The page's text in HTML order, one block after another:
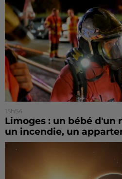
15h54
Limoges : un bébé d'un
un incendie, un